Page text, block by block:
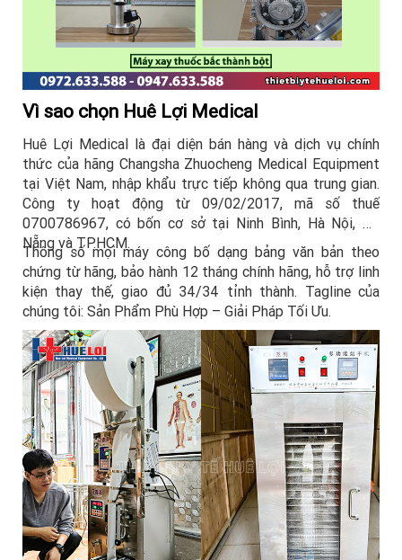
Vì sao chọn Huê Lợi Medical
Huê Lợi Medical là đại diện bán hàng và dịch vụ chính
thức của hãng Changsha Zhuocheng Medical Equipment
tại Việt Nam, nhập khẩu trực tiếp không qua trung gian.
Công ty hoạt động từ 09/02/2017, mã số thuế
0700786967, có bốn cơ sở tại Ninh Bình, Hà Nội, Đà
Nẵng và TP.HCM.
Thông số mọi máy công bố dạng bảng văn bản theo
chứng từ hãng, bảo hành 12 tháng chính hãng, hỗ trợ linh
kiện thay thế, giao đủ 34/34 tỉnh thành. Tagline của
chúng tôi: Sản Phẩm Phù Hợp – Giải Pháp Tối Ưu.